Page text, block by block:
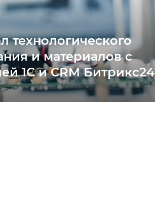
технологического
и материалов с
1С и CRM Битрикс24